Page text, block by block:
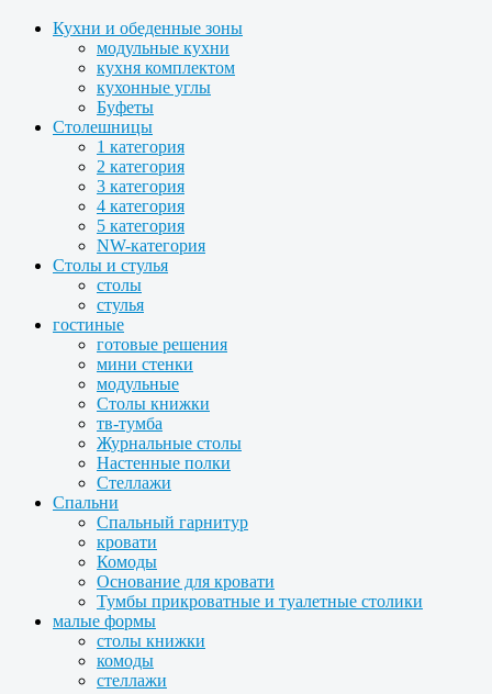
Кухни и обеденные зоны
модульные кухни
кухня комплектом
кухонные углы
Буфеты
Столешницы
1 категория
2 категория
3 категория
4 категория
5 категория
NW-категория
Столы и стулья
столы
стулья
гостиные
готовые решения
мини стенки
модульные
Столы книжки
тв-тумба
Журнальные столы
Настенные полки
Стеллажи
Спальни
Спальный гарнитур
кровати
Комоды
Основание для кровати
Тумбы прикроватные и туалетные столики
малые формы
столы книжки
комоды
стеллажи